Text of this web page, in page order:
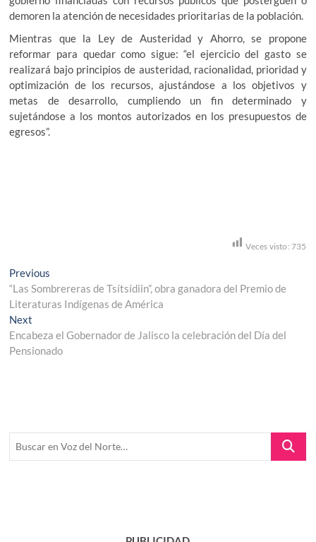
demoren la atención de necesidades prioritarias de la población.
Mientras que la Ley de Austeridad y Ahorro, se propone
reformar para quedar como sigue: “el ejercicio del gasto se
realizará bajo principios de austeridad, racionalidad, prioridad y
optimización de los recursos, ajustándose a los objetivos y
metas de desarrollo, cumpliendo un fin determinado y
sujetándose a los montos autorizados en los presupuestos de
egresos”.
Veces visto: 735
Navegación
de
entradas
Previous
post:
“Las Sombrereras de Tsítsídiin”, obra ganadora del Premio de
Literaturas Indígenas de América
Next
post:
Encabeza el Gobernador de Jalisco la celebración del Día del
Pensionado
Buscar